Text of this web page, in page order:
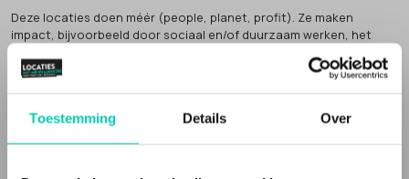
Toestemming Details Over
Deze locaties doen méér (people, planet, profit). Ze maken
impact, bijvoorbeeld door sociaal en/of duurzaam werken, het
samenleving.